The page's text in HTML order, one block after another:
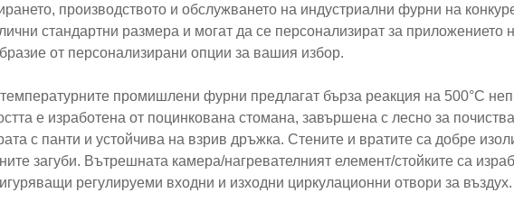
производството и обслужването на индустриални фурни на
стандартни размера и могат да се персонализират за приложението
от персонализирани опции за вашия избор.
промишлени фурни предлагат бърза реакция на 500°C
е изработена от поцинкована стомана, завършена с лесно за
с панти и устойчива на взрив дръжка. Стените и вратите са добре
загуби. Вътрешната камера/нагревателният елемент/стойките са
регулируеми входни и изходни циркулационни отвори за въздух.